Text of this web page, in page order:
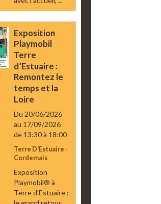
Exposition
Playmobil
Terre
d’Estuaire :
Remontez le
temps et la
Loire
Du 20/06/2026
au 17/09/2026
de 13:30à 18:00
Terre D'Estuaire -
Cordemais
Exposition
Playmobil® à
Terre d’Estuaire :